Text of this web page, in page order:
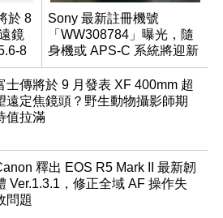
於 8
鏡
8
Sony 最新註冊機號
「WW308784」曝光，隨
身機或 APS-C 系統將迎新
成員？
士傳將於 9 月發表 XF 400mm 超
遠定焦鏡頭？野生動物攝影師期
值拉滿
釋出 EOS R5 Mark II 最新韌
Ver.1.3.1，修正全域 AF 操作失
問題